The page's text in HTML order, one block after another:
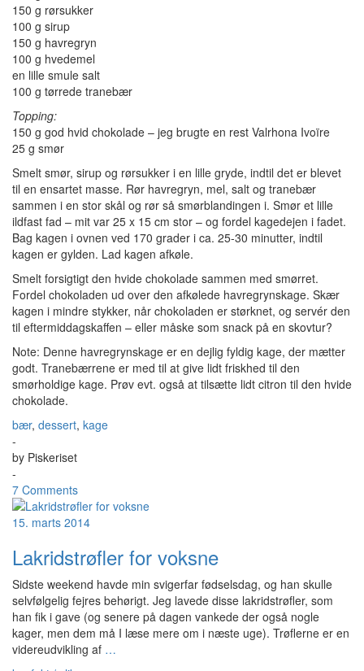
150 g rørsukker
100 g sirup
150 g havregryn
100 g hvedemel
en lille smule salt
100 g tørrede tranebær
Topping:
150 g god hvid chokolade – jeg brugte en rest Valrhona Ivoïre
25 g smør
Smelt smør, sirup og rørsukker i en lille gryde, indtil det er blevet
til en ensartet masse. Rør havregryn, mel, salt og tranebær
sammen i en stor skål og rør så smørblandingen i. Smør et lille
ildfast fad – mit var 25 x 15 cm stor – og fordel kagedejen i fadet.
Bag kagen i ovnen ved 170 grader i ca. 25-30 minutter, indtil
kagen er gylden. Lad kagen afkøle.
Smelt forsigtigt den hvide chokolade sammen med smørret.
Fordel chokoladen ud over den afkølede havregrynskage. Skær
kagen i mindre stykker, når chokoladen er størknet, og servér den
til eftermiddagskaffen – eller måske som snack på en skovtur?
Note: Denne havregrynskage er en dejlig fyldig kage, der mætter
godt. Tranebærrene er med til at give lidt friskhed til den
smørholdige kage. Prøv evt. også at tilsætte lidt citron til den hvide
chokolade.
bær, dessert, kage
-
by Piskeriset
-
7 Comments
15. marts 2014
Lakridstrøfler for voksne
Sidste weekend havde min svigerfar fødselsdag, og han skulle
selvfølgelig fejres behørigt. Jeg lavede disse lakridstrøfler, som
han fik i gave (og senere på dagen vankede der også nogle
kager, men dem må I læse mere om i næste uge). Trøflerne er en
videreudvikling af …